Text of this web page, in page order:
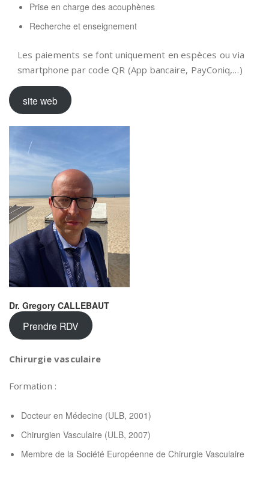
Prise en charge des acouphènes
Recherche et enseignement
Les paiements se font uniquement en espèces ou via
smartphone par code QR (App bancaire, PayConiq,…)
site web
Dr. Gregory CALLEBAUT
Prendre RDV
Chirurgie vasculaire
Formation :
Docteur en Médecine (ULB, 2001)
Chirurgien Vasculaire (ULB, 2007)
Membre de la Société Européenne de Chirurgie Vasculaire